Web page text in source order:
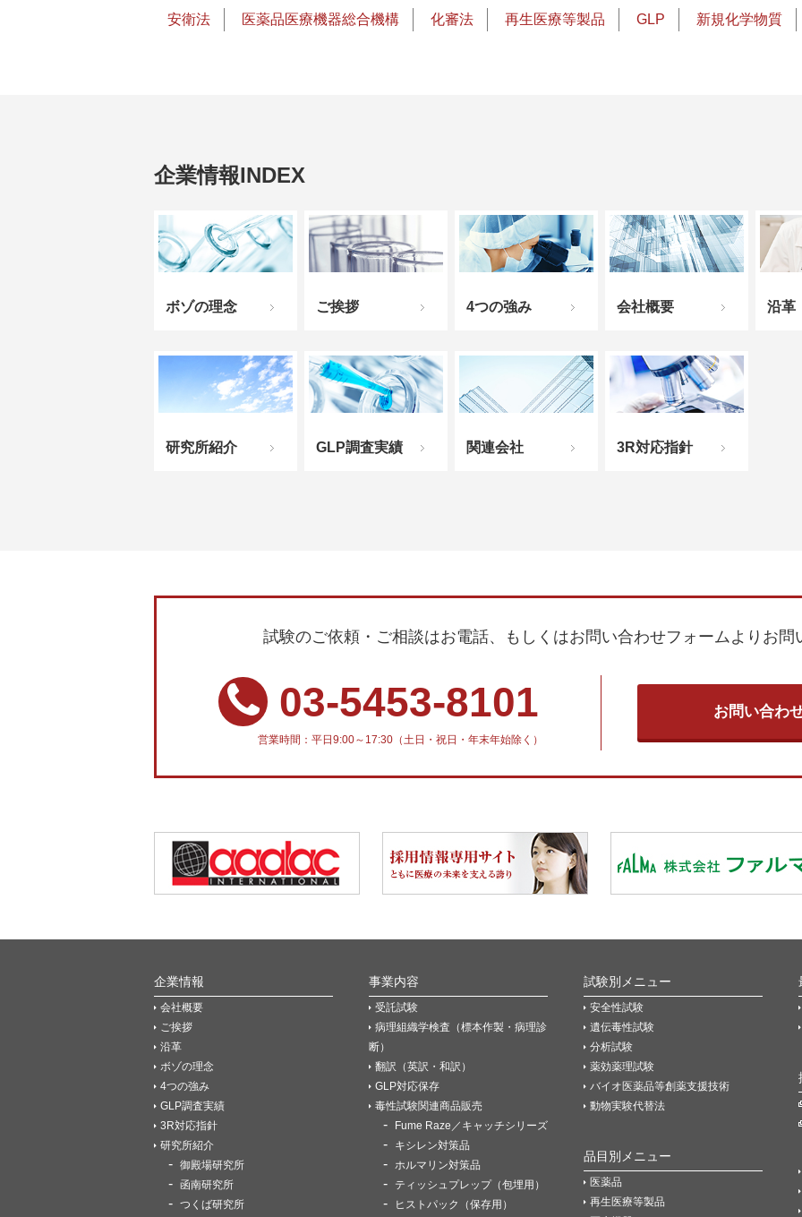
安衛法 医薬品医療機器総合機構 化審法 再生医療等製品 GLP 新規化学物質
企業情報INDEX
ボゾの理念 ご挨拶 4つの強み 会社概要 沿革
研究所紹介 GLP調査実績 関連会社 3R対応指針
試験のご依頼・ご相談はお電話、もしくはお問い合わせフォームよりお問
03-5453-8101
営業時間：平日9:00～17:30（土日・祝日・年末年始除く）
お問い合わ
企業情報
会社概要
ご挨拶
沿革
ボゾの理念
4つの強み
GLP調査実績
3R対応指針
研究所紹介
御殿場研究所
函南研究所
つくば研究所
事業内容
受託試験
病理組織学検査（標本作製・病理診
断）
翻訳（英訳・和訳）
GLP対応保存
毒性試験関連商品販売
Fume Raze／キャッチシリーズ
キシレン対策品
ホルマリン対策品
ティッシュプレップ（包埋用）
ヒストパック（保存用）
試験別メニュー
安全性試験
遺伝毒性試験
分析試験
薬効薬理試験
バイオ医薬品等創薬支援技術
動物実験代替法
品目別メニュー
医薬品
再生医療等製品